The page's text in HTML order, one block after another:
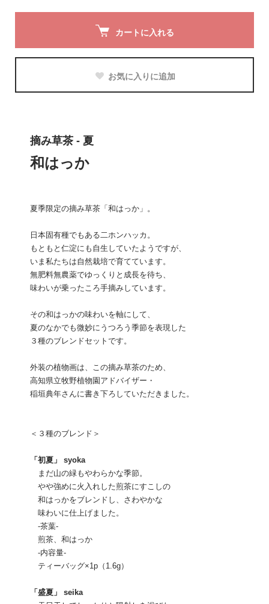
カートに入れる
お気に入りに追加
摘み草茶 - 夏
和はっか
夏季限定の摘み草茶「和はっか」。
日本固有種でもある二ホンハッカ。
もともと仁淀にも自生していたようですが、
いま私たちは自然栽培で育てています。
無肥料無農薬でゆっくりと成長を待ち、
味わいが乗ったころ手摘みしています。
その和はっかの味わいを軸にして、
夏のなかでも微妙にうつろう季節を表現した
３種のブレンドセットです。
外装の植物画は、この摘み草茶のため、
高知県立牧野植物園アドバイザー・
稲垣典年さんに書き下ろしていただきました。
＜３種のブレンド＞
「初夏」 syoka
まだ山の緑もやわらかな季節。
やや強めに火入れした煎茶にすこしの
和はっかをブレンドし、さわやかな
味わいに仕上げました。
-茶葉-
煎茶、和はっか
-内容量-
ティーバッグ×1p（1.6g）
「盛夏」 seika